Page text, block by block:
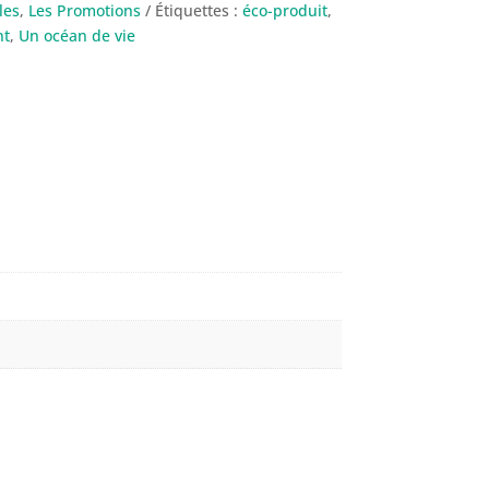
, Les Promotions Étiquettes :éco-produit,
, Un océan de vie